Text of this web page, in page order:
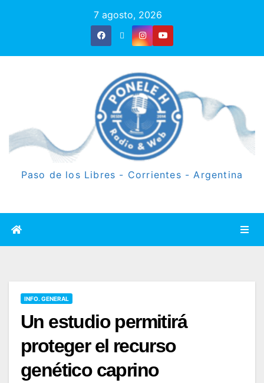
7 agosto, 2026
Paso de los Libres - Corrientes - Argentina
INFO. GENERAL
Un estudio permitirá
proteger el recurso
genético caprino